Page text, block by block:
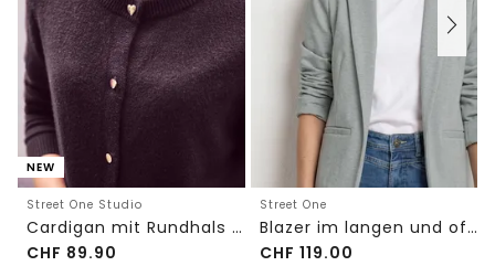
NEW
Street One Studio
Cardigan mit Rundhals und Knöpfen
CHF 89.90
Street One
Blazer im langen und offenen Schnitt
CHF 119.00